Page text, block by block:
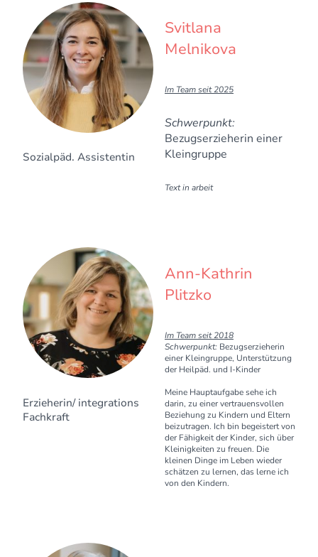
Sozialpäd. Assistentin
Svitlana
Melnikova
Im Team seit 2025
Schwerpunkt:
Bezugserzieherin einer
Kleingruppe
Text in arbeit
Erzieherin/ integrations
Fachkraft
Ann-Kathrin
Plitzko
Im Team seit 2018
Schwerpunkt: Bezugserzieherin
einer Kleingruppe, Unterstützung
der Heilpäd. und I-Kinder
Meine Hauptaufgabe sehe ich
darin, zu einer vertrauensvollen
Beziehung zu Kindern und Eltern
beizutragen. Ich bin begeistert von
der Fähigkeit der Kinder, sich über
Kleinigkeiten zu freuen. Die
kleinen Dinge im Leben wieder
schätzen zu lernen, das lerne ich
von den Kindern.